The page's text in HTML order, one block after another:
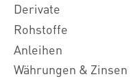
Derivate
Rohstoffe
Anleihen
Währungen & Zinsen